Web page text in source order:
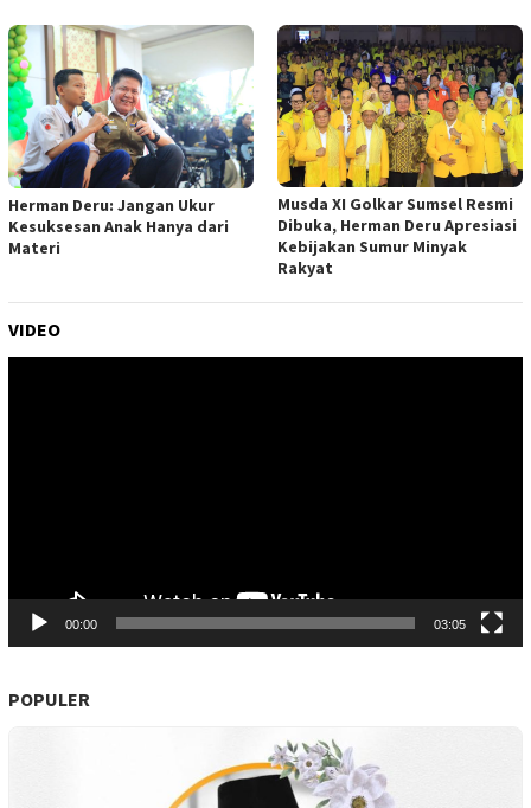
Herman Deru: Jangan Ukur
Kesuksesan Anak Hanya dari
Materi
Musda XI Golkar Sumsel Resmi
Dibuka, Herman Deru Apresiasi
Kebijakan Sumur Minyak
Rakyat
VIDEO
00:00 03:05
POPULER